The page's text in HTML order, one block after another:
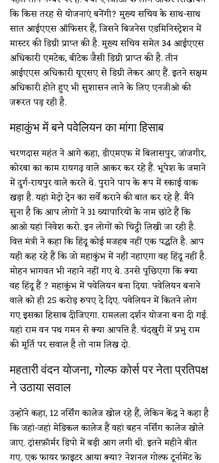
कि किस तरह से योजनाएं बनेंगी? मुख्य सचिव के साथ-साथ
सात आईएएस ऑफिसर हैं, जिसने बिजनेस एडमिनिस्ट्रेशन में
मास्टर की डिग्री प्राप्त की है. मुख्य सचिव समेत 34 आईएएस
अधिकारी एमटेक, बीटेक जैसी डिग्री प्राप्त की है. तीन
आईएएस अधिकारी यूएसए से डिग्री लेकर आए हैं. इतने सक्षम
अधिकारी होते हुए भी सुशासन लाने के लिए एनजीओ की
जरूरत पड़ रही है.
महाकुंभ में बने पवेलियन का मांगा हिसाब
चरणदास महंत ने आगे कहा, डीएमएफ में बिलासपुर, जांजगीर,
कोरबा का काम रायगढ़ वाले आकर कर रहे हैं. भूपेश के जमाने
में दुर्ग-रायपुर वाले करते थे. पुराने पाप के रूप में स्काई वाक
खड़ा है. यहां मेट्रो ट्रेन का सर्वे कराने की बात कर रहे हैं. मैंने
सुना है कि आप लोगों ने 31 व्यापारियों के नाम छांटे हैं कि
आओ यहां निवेश करो. इन लोगों को चिट्ठी लिखी जा रही है.
वित्त मंत्री ने कहा कि हिंदू कोई मजहब नहीं एक पद्धति है. आप
यही कह रहे हैं कि जो महाकुंभ में नहीं नहाएगा वह हिंदू नहीं है.
मोहन भागवत भी नहाने नहीं गए थे. उनसे पूछिएगा कि क्या
वह हिंदू हैं ? महाकुंभ में पवेलियन बना दिया. पवेलियन बनाने
वाले को ही 25 करोड़ रुपए दे दिए. पवेलियन में कितने लोग
गए इसका हिसाब दीजिएगा. रामलला दर्शन योजना बना दी गई.
यहां राम वन पथ गमन से क्या आपत्ति है. चंदखुरी में प्रभु राम
की मूर्ति पर सवाल है तो नाम लिख दो.
महतारी वंदन योजना, गोल्फ कोर्स पर नेता प्रतिपक्ष
ने उठाया सवाल
उन्होंने कहा, 12 नर्सिंग कालेज खोल रहे हैं, लेकिन केंद्र ने कहा है
कि जहां-जहां मेडिकल कालेज हैं वहां बहन नर्सिंग कालेज खोले
जाए. ट्रांसफ़ॉर्मर डिपो में बड़ी आग लगी थी. इतने महीने बीत
गए. एक फायर फ़ाइटर आया क्या? नेशनल गोल्फ टूर्नामेंट के